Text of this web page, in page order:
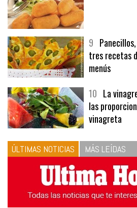
9
tres recetas
menús
10La
las
vinagreta
ÚLTIMAS NOTICIAS MÁS LEÍDAS